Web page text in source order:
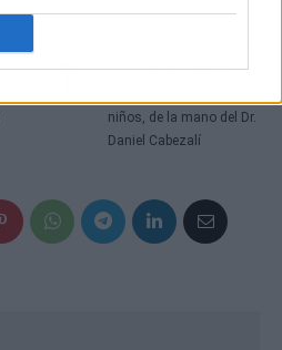
Información sobre el
niños, de la mano del Dr.
Daniel Cabezalí